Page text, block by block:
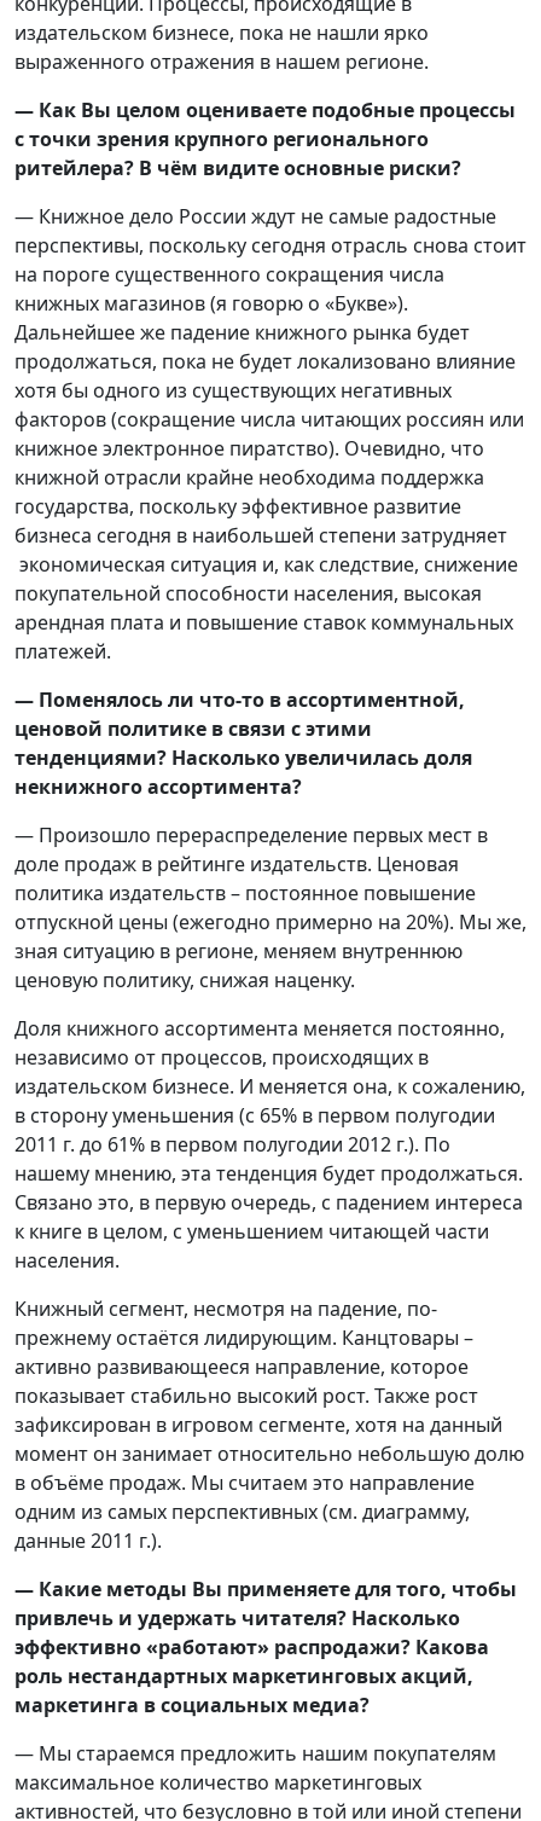
издательском бизнесе, пока не нашли ярко
выраженного отражения в нашем регионе.
— Как Вы целом оцениваете подобные процессы
с точки зрения крупного регионального
ритейлера? В чём видите основные риски?
— Книжное дело России ждут не самые радостные
перспективы, поскольку сегодня отрасль снова стоит
на пороге существенного сокращения числа
книжных магазинов (я говорю о «Букве»).
Дальнейшее же падение книжного рынка будет
продолжаться, пока не будет локализовано влияние
хотя бы одного из существующих негативных
факторов (сокращение числа читающих россиян или
книжное электронное пиратство). Очевидно, что
книжной отрасли крайне необходима поддержка
государства, поскольку эффективное развитие
бизнеса сегодня в наибольшей степени затрудняет
экономическая ситуация и, как следствие, снижение
покупательной способности населения, высокая
арендная плата и повышение ставок коммунальных
платежей.
— Поменялось ли что-то в ассортиментной,
ценовой политике в связи с этими
тенденциями? Насколько увеличилась доля
некнижного ассортимента?
— Произошло перераспределение первых мест в
доле продаж в рейтинге издательств. Ценовая
политика издательств – постоянное повышение
отпускной цены (ежегодно примерно на 20%). Мы же,
зная ситуацию в регионе, меняем внутреннюю
ценовую политику, снижая наценку.
Доля книжного ассортимента меняется постоянно,
независимо от процессов, происходящих в
издательском бизнесе. И меняется она, к сожалению,
в сторону уменьшения (с 65% в первом полугодии
2011 г. до 61% в первом полугодии 2012 г.). По
нашему мнению, эта тенденция будет продолжаться.
Связано это, в первую очередь, с падением интереса
к книге в целом, с уменьшением читающей части
населения.
Книжный сегмент, несмотря на падение, по-
прежнему остаётся лидирующим. Канцтовары –
активно развивающееся направление, которое
показывает стабильно высокий рост. Также рост
зафиксирован в игровом сегменте, хотя на данный
момент он занимает относительно небольшую долю
в объёме продаж. Мы считаем это направление
одним из самых перспективных (см. диаграмму,
данные 2011 г.).
— Какие методы Вы применяете для того, чтобы
привлечь и удержать читателя? Насколько
эффективно «работают» распродажи? Какова
роль нестандартных маркетинговых акций,
маркетинга в социальных медиа?
— Мы стараемся предложить нашим покупателям
максимальное количество маркетинговых
активностей, что безусловно в той или иной степени